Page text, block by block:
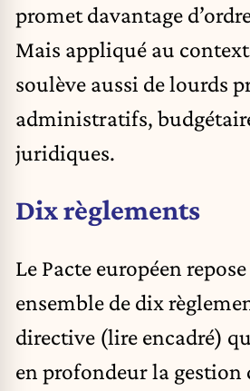
promet davantage
Mais appliqué au
soulève aussi de lourds
administratifs,
juridiques.
Dix règlements
Le Pacte européen
ensemble de dix
directive (lire encadré)
en profondeur la gestion